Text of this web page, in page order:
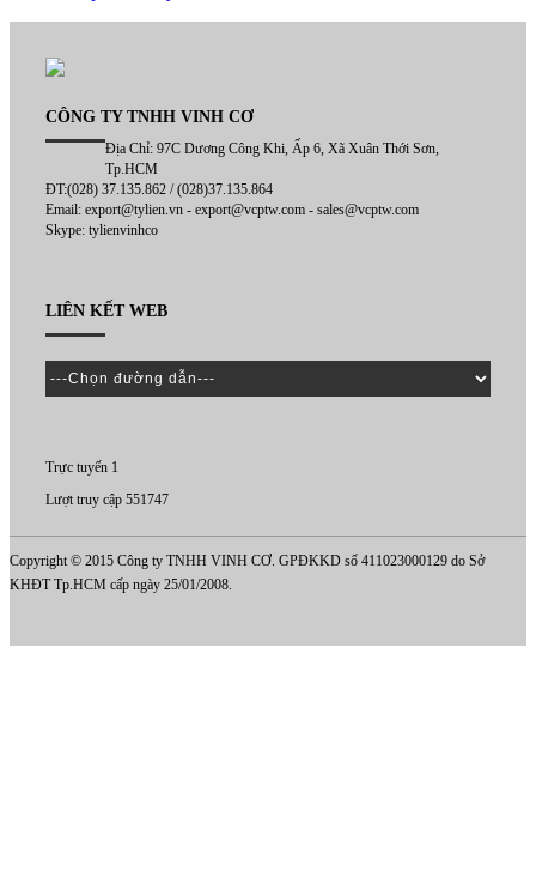
CÔNG TY TNHH VINH CƠ
Địa Chỉ: 97C Dương Công Khi, Ấp 6, Xã Xuân Thới Sơn,
Tp.HCM
ĐT:(028) 37.135.862 / (028)37.135.864
Email: export@tylien.vn - export@vcptw.com - sales@vcptw.com
Skype: tylienvinhco
LIÊN KẾT WEB
Trực tuyến 1
Lượt truy cập 551747
Copyright © 2015 Công ty TNHH VINH CƠ. GPĐKKD số 411023000129 do Sở
KHĐT Tp.HCM cấp ngày 25/01/2008.